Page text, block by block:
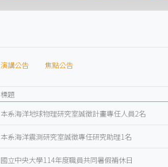
演講公告 焦點公告
標題
本系海洋地球物理研究室誠徵計畫專任人員2名
本系海洋震測研究室誠徵專任研究助理1名
國立中央大學114年度職員共同暑假補休日